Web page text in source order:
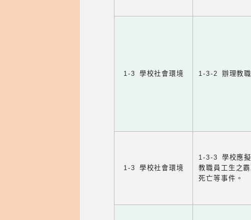
1-3 學校社會環境 1-3-2 辦理教職
1-3 學校社會環境
1-3-3 學校應
教職員工生之
死亡等事件。